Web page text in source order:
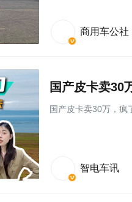
商用车公社
国产皮卡卖30
国产皮卡卖30万，疯
智电车讯